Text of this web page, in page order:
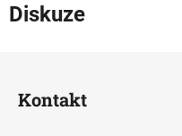
Diskuze
Kontakt